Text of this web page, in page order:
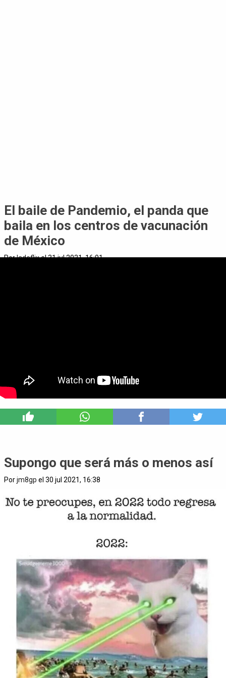
El baile de Pandemio, el panda que
baila en los centros de vacunación
de México
Porladeflixel 31 jul 2021, 16:01
Supongo que será más o menos así
Porjm8gp el 30 jul 2021, 16:38